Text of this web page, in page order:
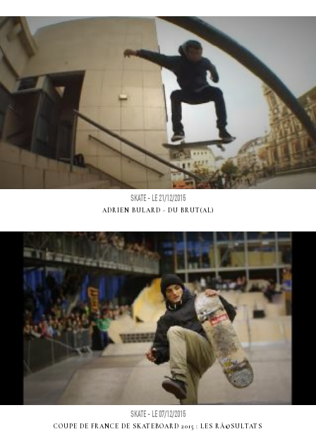
SKATE - LE 21/12/2015
ADRIEN BULARD - DU BRUT(AL)
SKATE - LE 07/12/2015
COUPE DE FRANCE DE SKATEBOARD 2015 : LES RÃ©SULTATS